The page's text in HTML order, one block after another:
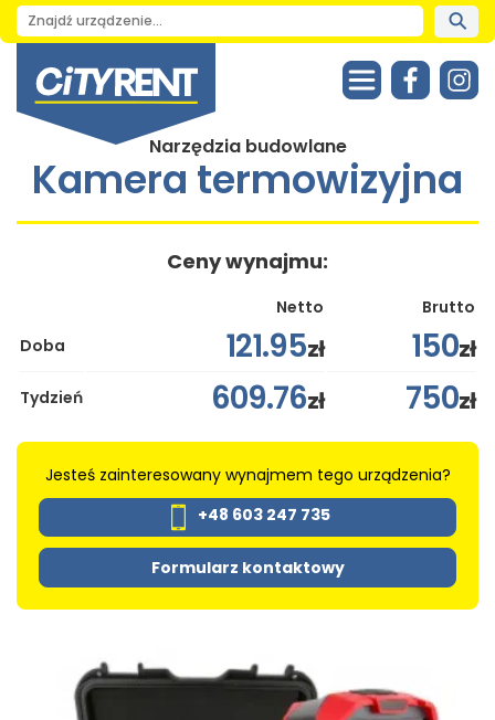
Narzędzia budowlane
Kamera termowizyjna
Ceny wynajmu:
Netto
Brutto
Doba
121.95zł 150zł
Tydzień 609.76zł 750zł
Jesteś zainteresowany wynajmem tego urządzenia?
+48 603 247 735
Formularz kontaktowy